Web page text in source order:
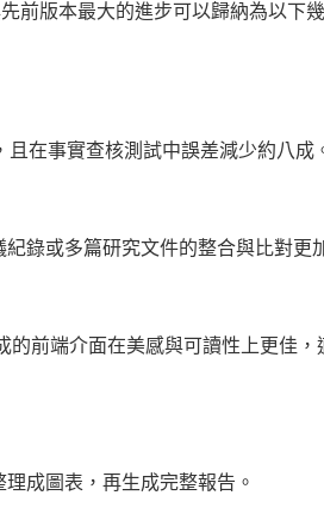
前版本最大的進步可以歸納為以下
在事實查核測試中誤差減少約八成
錄或多篇研究文件的整合與比對更
前端介面在美感與可讀性上更佳，
成圖表，再生成完整報告。